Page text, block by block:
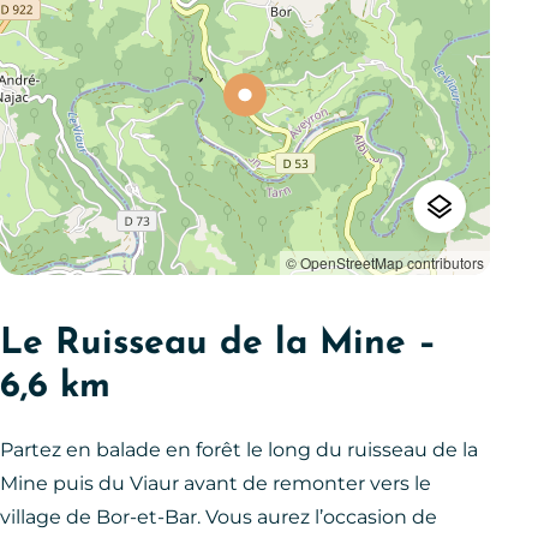
© OpenStreetMap contributors
Le Ruisseau de la Mine –
6,6 km
Partez en balade en forêt le long du ruisseau de la
Mine puis du Viaur avant de remonter vers le
village de Bor-et-Bar. Vous aurez l’occasion de